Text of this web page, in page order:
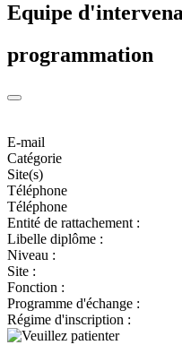
Equipe
programmation
E-mail
Catégorie
Site(s)
Téléphone
Téléphone
Entité de rattachement :
Libelle diplôme :
Niveau :
Site :
Fonction :
Programme d'échange :
Régime d'inscription :